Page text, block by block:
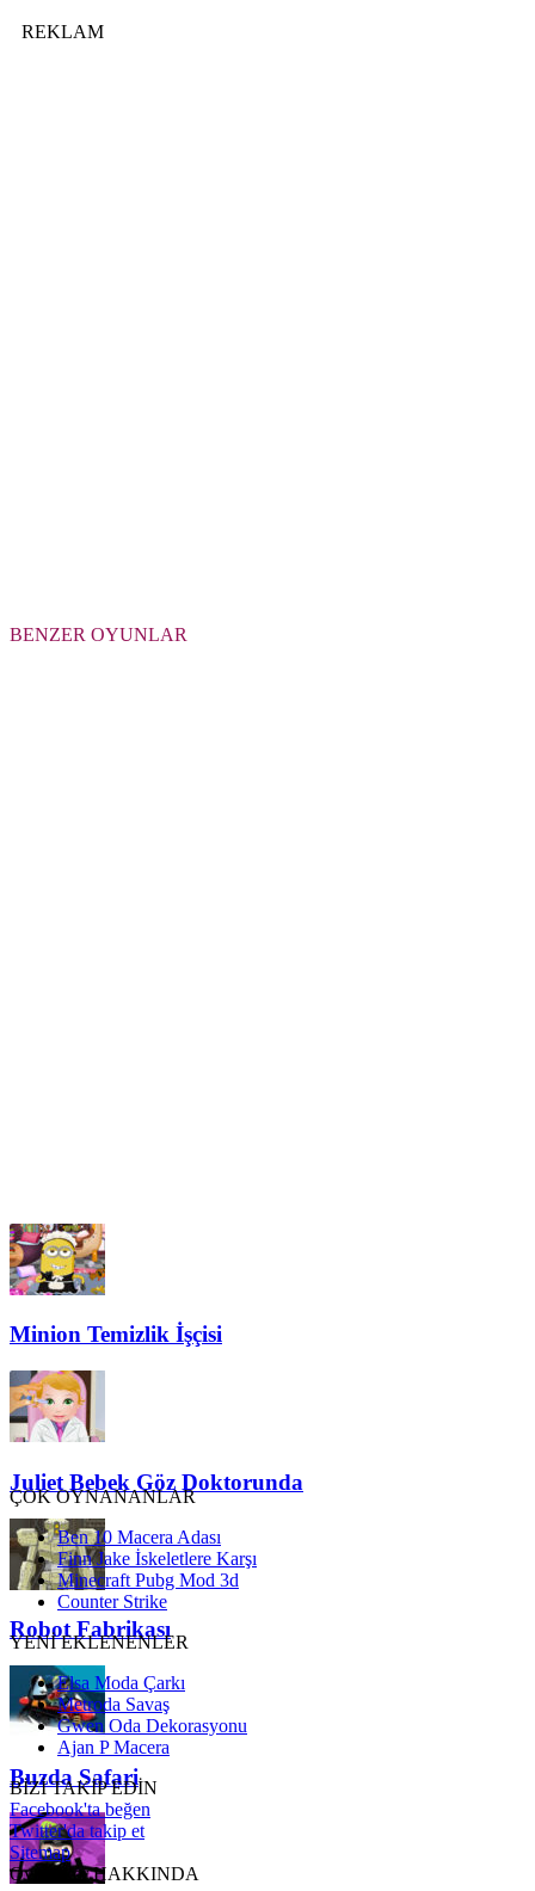
REKLAM
BENZER OYUNLAR
Minion Temizlik İşçisi
Juliet Bebek Göz Doktorunda
Robot Fabrikası
Buzda Safari
ÇOK OYNANANLAR
Ben 10 Macera Adası
Finn Jake İskeletlere Karşı
Minecraft Pubg Mod 3d
Counter Strike
YENİ EKLENENLER
Elsa Moda Çarkı
Metroda Savaş
Gwen Oda Dekorasyonu
Ajan P Macera
BİZİ TAKİP EDİN
Facebook'ta beğen
Twitter'da takip et
Sitemap
OyunSkor HAKKINDA